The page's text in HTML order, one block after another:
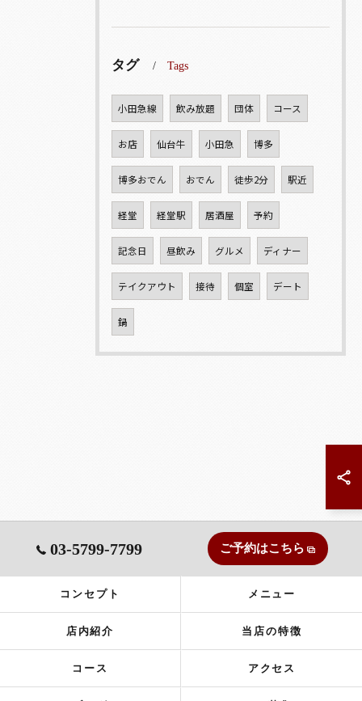
タグ Tags
小田急線 飲み放題 団体 コース
お店 仙台牛 小田急 博多
博多おでん おでん 徒歩2分 駅近
経堂 経堂駅 居酒屋 予約
記念日 昼飲み グルメ ディナー
テイクアウト 接待 個室 デート
鍋
03-5799-7799 ご予約はこちら
コンセプト メニュー
店内紹介 当店の特徴
コース アクセス